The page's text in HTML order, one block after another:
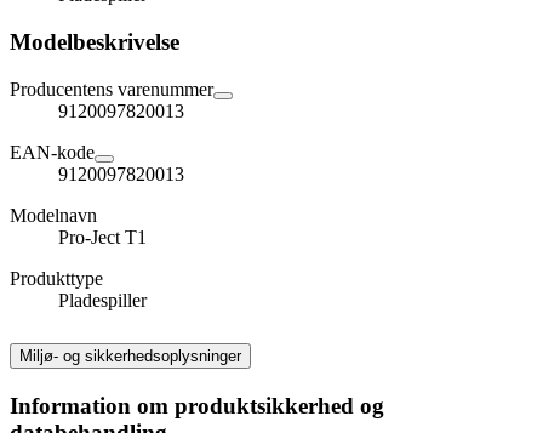
Modelbeskrivelse
Producentens varenummer
9120097820013
EAN-kode
9120097820013
Modelnavn
Pro-Ject T1
Produkttype
Pladespiller
Miljø- og sikkerhedsoplysninger
Information om produktsikkerhed og